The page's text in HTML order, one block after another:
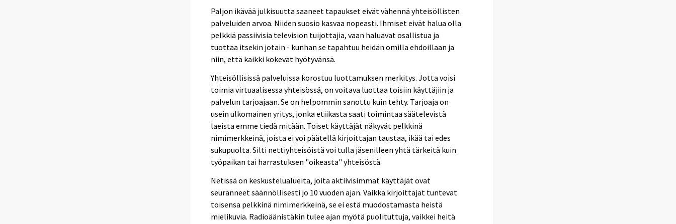
Paljon ikävää julkisuutta saaneet tapaukset eivät vähennä yhteisöllisten
palveluiden arvoa. Niiden suosio kasvaa nopeasti. Ihmiset eivät halua olla
pelkkiä passiivisia television tuijottajia, vaan haluavat osallistua ja
tuottaa itsekin jotain - kunhan se tapahtuu heidän omilla ehdoillaan ja
niin, että kaikki kokevat hyötyvänsä.
Yhteisöllisissä palveluissa korostuu luottamuksen merkitys. Jotta voisi
toimia virtuaalisessa yhteisössä, on voitava luottaa toisiin käyttäjiin ja
palvelun tarjoajaan. Se on helpommin sanottu kuin tehty. Tarjoaja on
usein ulkomainen yritys, jonka etiikasta saati toimintaa säätelevistä
laeista emme tiedä mitään. Toiset käyttäjät näkyvät pelkkinä
nimimerkkeinä, joista ei voi päätellä kirjoittajan taustaa, ikää tai edes
sukupuolta. Silti nettiyhteisöistä voi tulla jäsenilleen yhtä tärkeitä kuin
työpaikan tai harrastuksen "oikeasta" yhteisöstä.
Netissä on keskustelualueita, joita aktiivisimmat käyttäjät ovat
seuranneet säännöllisesti jo 10 vuoden ajan. Vaikka kirjoittajat tuntevat
toisensa pelkkinä nimimerkkeinä, se ei estä muodostamasta heistä
mielikuvia. Radioäänistäkin tulee ajan myötä puolituttuja, vaikkei heitä